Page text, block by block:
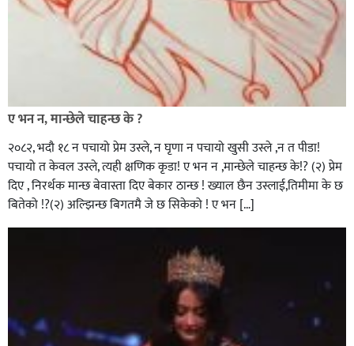
ए भन न, मान्छेले चाहन्छ के ?
२०८२, भदाै १८ न पचायो प्रेम उस्ले, न घृणा न पचायो खुसी उस्ले ,न त पीडा!
पचायो त केवल उस्ले, त्यही क्षणिक कृडा! ए भन न ,मान्छेले चाहन्छ के!? (२) प्रेम
दिए , निरर्थक मान्छ बेवास्ता दिए बेकार ठान्छ ! ख्याल छैन उस्लाई,तिमीमा के छ
बितेको !?(२) अल्झिन्छ बिगतमै जे छ सिकेको ! ए भन […]